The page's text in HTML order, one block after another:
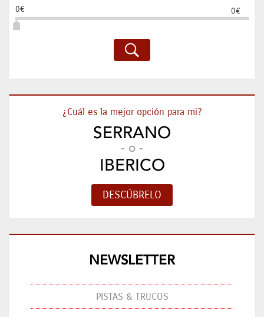
0€ 0€
¿Cuál es la mejor opción para mi?
SERRANO
- o -
IBERICO
NEWSLETTER
PISTAS & TRUCOS